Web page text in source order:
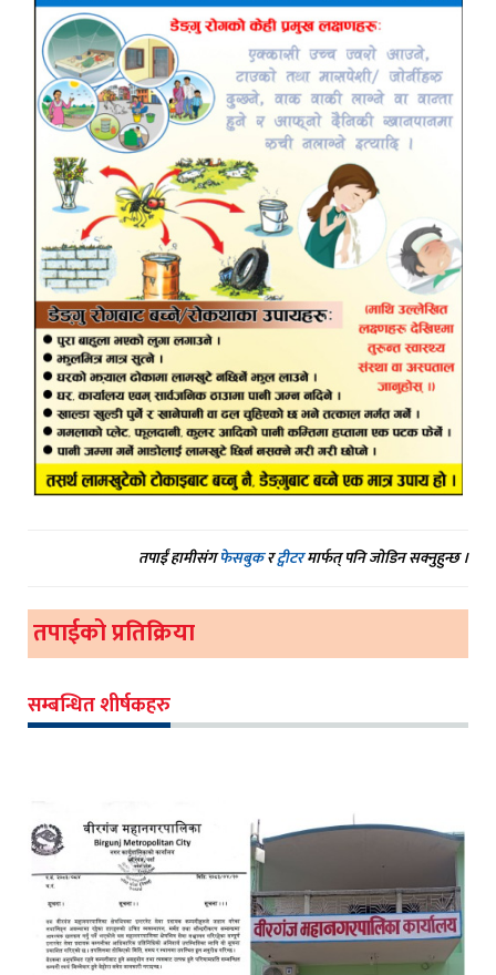
तपाईं हामीसंगफेसबुकरट्वीटरमार्फत् पनि जोडिन सक्नुहुन्छ ।
तपाईको प्रतिक्रिया
सम्बन्धित शीर्षकहरु